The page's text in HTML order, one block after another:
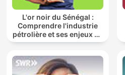
L'or noir du Sénégal :
Comprendre l'industrie
pétrolière et ses enjeux au
Sénégal